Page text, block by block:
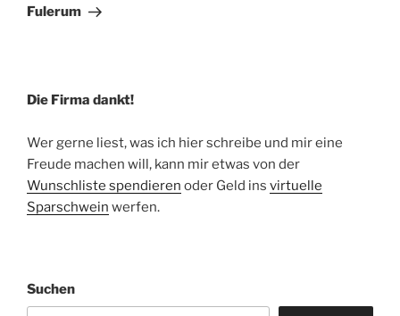
Fulerum
Die Firma dankt!
Wer gerne liest, was ich hier schreibe und mir eine
Freude machen will, kann mir etwas von der
Wunschliste spendieren oder Geld ins virtuelle
Sparschwein werfen.
Suchen